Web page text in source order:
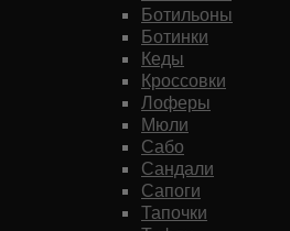
Ботильоны
Ботинки
Кеды
Кроссовки
Лоферы
Мюли
Сабо
Сандали
Сапоги
Тапочки